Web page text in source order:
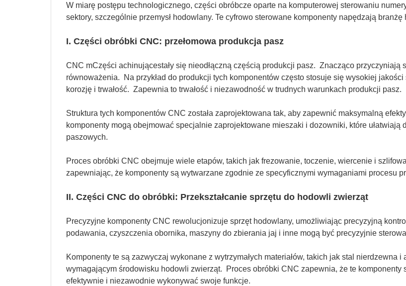
W miarę postępu technologicznego, części obróbcze oparte na komputerowej sterowaniu
sektory, szczególnie przemysł hodowlany. Te cyfrowo sterowane komponenty napędzają
I. Części obróbki CNC: przełomowa produkcja pasz
CNC mCzęści achinującestały się nieodłączną częścią produkcji pasz. Znacząco przyczyniają
równoważenia. Na przykład do produkcji tych komponentów często stosuje się wysokiej
korozję i trwałość. Zapewnia to trwałość i niezawodność w trudnych warunkach produkcji pasz.
Struktura tych komponentów CNC została zaprojektowana tak, aby zapewnić maksymalną
komponenty mogą obejmować specjalnie zaprojektowane mieszaki i dozowniki, które ułatwiają
paszowych.
Proces obróbki CNC obejmuje wiele etapów, takich jak frezowanie, toczenie, wiercenie i
zapewniając, że komponenty są wytwarzane zgodnie ze specyficznymi wymaganiami procesu
II. Części CNC do obróbki: Przekształcanie sprzętu do hodowli zwierząt
Precyzyjne komponenty CNC rewolucjonizuje sprzęt hodowlany, umożliwiając precyzyjną
podawania, czyszczenia obornika, maszyny do zbierania jaj i inne mogą być precyzyjnie
Komponenty te są zazwyczaj wykonane z wytrzymałych materiałów, takich jak stal nierdzewna
wymagającym środowisku hodowli zwierząt. Proces obróbki CNC zapewnia, że te komponenty
efektywnie i niezawodnie wykonywać swoje funkcje.